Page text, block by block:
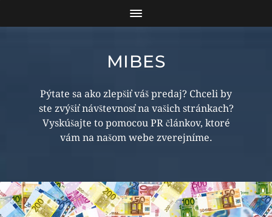
MIBES
Pýtate sa ako zlepšiť váš predaj? Chceli by
ste zvýšiť návštevnosť na vašich stránkach?
Vyskúšajte to pomocou PR článkov, ktoré
vám na našom webe zverejníme.